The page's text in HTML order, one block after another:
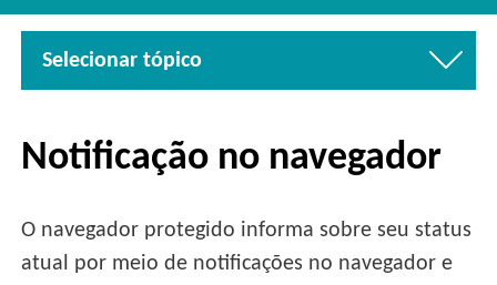
Selecionar tópico
Notificação no navegador
O navegador protegido informa sobre seu status
atual por meio de notificações no navegador e